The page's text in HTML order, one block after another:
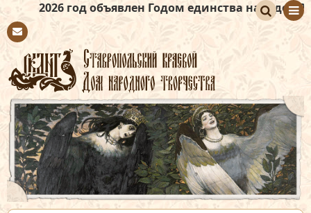
объявлен Годом единства народов России
tact
иск